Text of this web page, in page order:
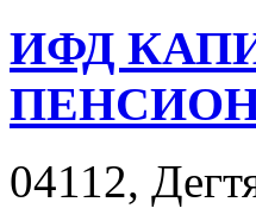
ИФД
04112,